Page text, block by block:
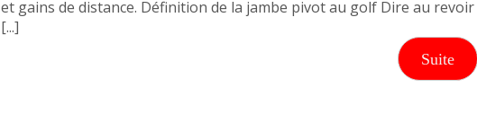
et gains de distance. Définition de la jambe pivot au golf Dire au revoir
[...]
Suite